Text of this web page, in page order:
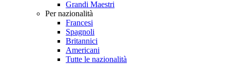
Grandi Maestri
Per nazionalità
Francesi
Spagnoli
Britannici
Americani
Tutte le nazionalità